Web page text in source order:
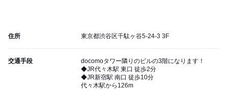
住所 東京都渋谷区千駄ヶ谷5-24-3 3F
交通手段
docomoタワー隣りのビルの3階になります！
◆JR代々木駅 東口 徒歩2分
◆JR新宿駅 南口 徒歩10分
代々木駅から126m